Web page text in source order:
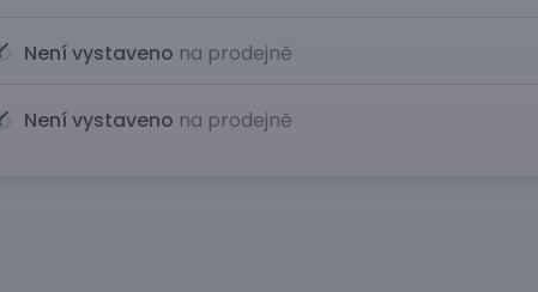
Není vystaveno na prodejně
Není vystaveno na prodejně